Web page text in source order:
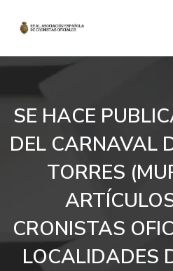
SE HACE
DEL CARNAVAL
TORRES
CRONISTAS
LOCALIDADES